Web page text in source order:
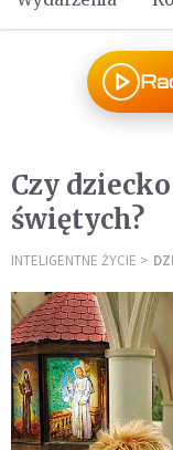
Czy
świętych?
INTELIGENTNE ŻYCIE